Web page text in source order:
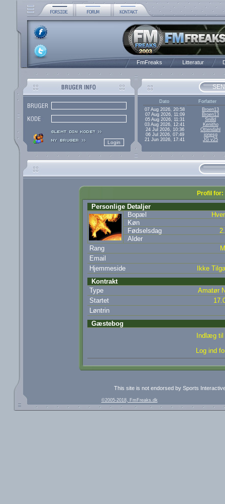
FmFreaks Litteratur
Dato
Forfatter
07 Aug 2026, 20:58
Broen13
07 Aug 2026, 11:09
Broen13
05 Aug 2026, 11:31
Snilld
03 Aug 2026, 12:41
Kenitho
24 Jul 2026, 10:36
Ottendahl
06 Jul 2026, 07:49
jonesg
21 Jun 2026, 17:41
JG v25
Profil for:
Personlige Detaljer
Bopæl
Køn
Fødselsdag
Alder
Rang
Email
Hjemmeside
Ikke
Kontrakt
Type
Amatør
Startet
Løntrin
Gæstebog
Indlæg
Log ind
This site is not endorsed by Sports
©2005-2018, FmFreaks.dk